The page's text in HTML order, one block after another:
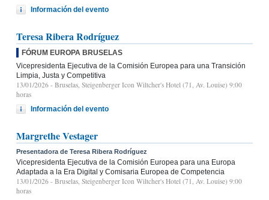
Información del evento
Teresa Ribera Rodríguez
FÓRUM EUROPA BRUSELAS
Vicepresidenta Ejecutiva de la Comisión Europea para una Transición
Limpia, Justa y Competitiva
13/01/2026 - Bruselas, Steigenberger Icon Wiltcher's Hotel (71, Av. Louise) 9:00
horas
Información del evento
Margrethe Vestager
Presentadora de Teresa Ribera Rodríguez
Vicepresidenta Ejecutiva de la Comisión Europea para una Europa
Adaptada a la Era Digital y Comisaria Europea de Competencia
13/01/2026 - Bruselas, Steigenberger Icon Wiltcher's Hotel (71, Av. Louise) 9:00
horas